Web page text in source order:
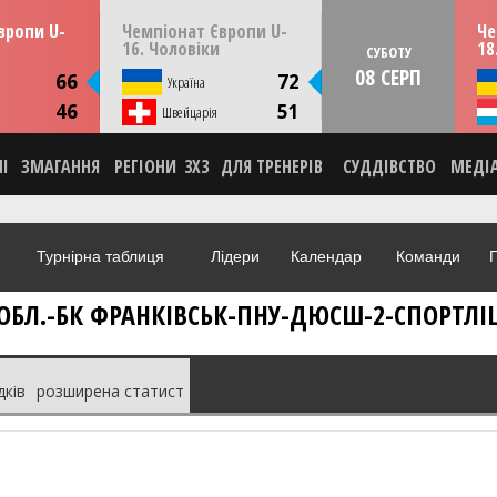
U-
66
46
13:30 Чемпіонат Європи U-
16. Чоловіки
Україна 72
Швейцарія 51
ПʼЯТНИЦЮ 07 серпня 14:30
Скоп'є, Пів. Македонія
НОВИНА
ВІДЕО
СУБОТУ
08 СЕРП
ЗМАГАННЯ РЕГІОНИ 3X3 ДЛЯ ТРЕНЕРІВ СУДДІВСТВО
Турнірна таблиця Лідери Календар Команди
БК ФРАНКІВСЬК-ПНУ-ДЮСШ-2-
розширена статист